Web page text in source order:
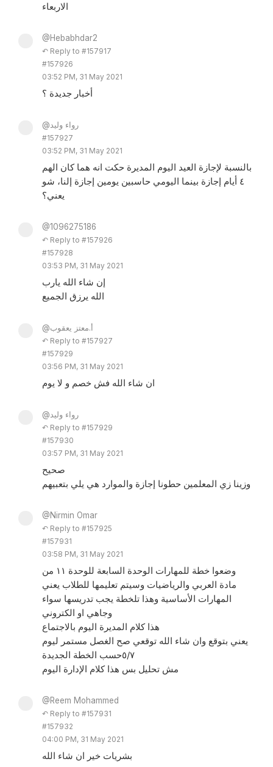
الاربعاء
@Hebabhdar2
↶ Reply to #157917
#157926
03:52 PM, 31 May 2021
أخبار جديدة ؟
@رواء وليد
#157927
03:52 PM, 31 May 2021
بالنسبة لإجازة العيد اليوم المديرة حكت انه هما كان الهم
٤ أيام إجازة بينما اليومي حاسبين يومين إجازة إلنا، شو
يعني؟
@1096275186
↶ Reply to #157926
#157928
03:53 PM, 31 May 2021
إن شاء الله يارب
الله يرزق الجميع
@أ.معتز يعقوب
↶ Reply to #157927
#157929
03:56 PM, 31 May 2021
ان شاء الله فش خصم و لا يوم
@رواء وليد
↶ Reply to #157929
#157930
03:57 PM, 31 May 2021
صحيح
وزينا زي المعلمين حطونا إجازة والموارد هي يلي بتعبيهم
@Nirmin Omar
↶ Reply to #157925
#157931
03:58 PM, 31 May 2021
وضعوا خطة للمهارات الوحدة السابعة للوحدة ١١ من
مادة العربي والرياضيات وسيتم تعليمها للطلاب يعني
المهارات الأساسية وهذا تلخطة يجب تدريسها سواء
وجاهي او الكتروني
هذا كلام المديرة اليوم بالاجتماع
يعني بتوقع وان شاء الله توقعي صح الغصل مستمر ليوم
٥/٧حسب الخطة الجديدة
مش تحليل بس هذا كلام الإدارة اليوم
@Reem Mohammed
↶ Reply to #157931
#157932
04:00 PM, 31 May 2021
بشريات خير ان شاء الله